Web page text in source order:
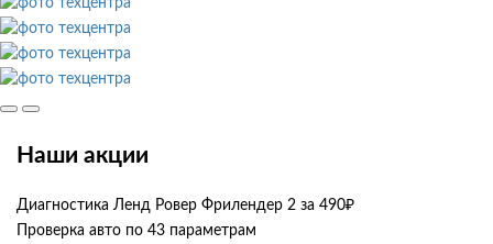
Наши акции
Диагностика Ленд Ровер Фрилендер 2 за 490₽
Проверка авто по 43 параметрам